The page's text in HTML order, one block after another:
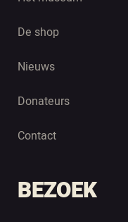
De shop
Nieuws
Donateurs
Contact
BEZOEK